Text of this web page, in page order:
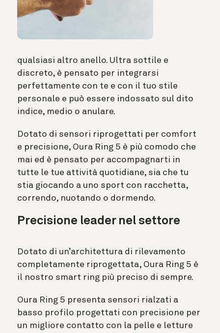
qualsiasi altro anello. Ultra sottile e
discreto, è pensato per integrarsi
perfettamente con te e con il tuo stile
personale e può essere indossato sul dito
indice, medio o anulare.
Dotato di sensori riprogettati per comfort
e precisione, Oura Ring 5 è più comodo che
mai ed è pensato per accompagnarti in
tutte le tue attività quotidiane, sia che tu
stia giocando a uno sport con racchetta,
correndo, nuotando o dormendo.
Precisione leader nel settore
Dotato di un’architettura di rilevamento
completamente riprogettata, Oura Ring 5 è
il nostro smart ring più preciso di sempre.
Oura Ring 5 presenta sensori rialzati a
basso profilo progettati con precisione per
un migliore contatto con la pelle e letture